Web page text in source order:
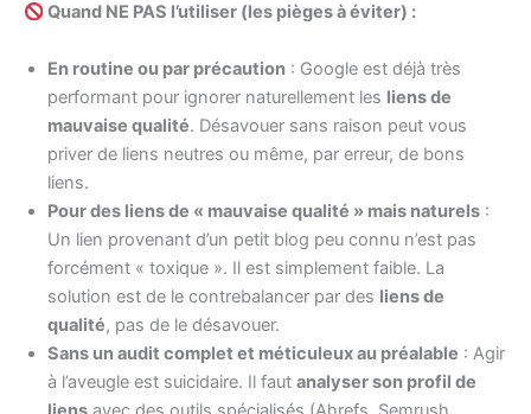
Quand NE PAS l’utiliser (les pièges à éviter) :
En routine ou par précaution : Google est déjà très
performant pour ignorer naturellement les liens de
mauvaise qualité. Désavouer sans raison peut vous
priver de liens neutres ou même, par erreur, de bons
liens.
Pour des liens de « mauvaise qualité » mais naturels :
Un lien provenant d’un petit blog peu connu n’est pas
forcément « toxique ». Il est simplement faible. La
solution est de le contrebalancer par des liens de
qualité, pas de le désavouer.
Sans un audit complet et méticuleux au préalable : Agir
à l’aveugle est suicidaire. Il faut analyser son profil de